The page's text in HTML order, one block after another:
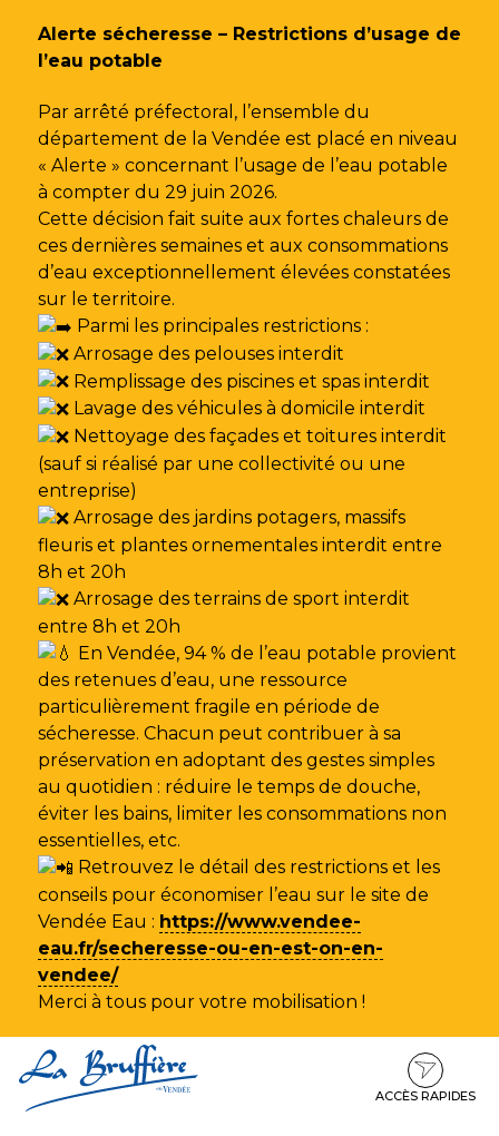
Alerte sécheresse – Restrictions d’usage de
l’eau potable
Par arrêté préfectoral, l’ensemble du
département de la Vendée est placé en niveau
« Alerte » concernant l’usage de l’eau potable
à compter du 29 juin 2026.
Cette décision fait suite aux fortes chaleurs de
ces dernières semaines et aux consommations
d’eau exceptionnellement élevées constatées
sur le territoire.
Parmi les principales restrictions :
Arrosage des pelouses interdit
Remplissage des piscines et spas interdit
Lavage des véhicules à domicile interdit
Nettoyage des façades et toitures interdit
(sauf si réalisé par une collectivité ou une
entreprise)
Arrosage des jardins potagers, massifs
fleuris et plantes ornementales interdit entre
8h et 20h
Arrosage des terrains de sport interdit
entre 8h et 20h
En Vendée, 94 % de l’eau potable provient
des retenues d’eau, une ressource
particulièrement fragile en période de
sécheresse. Chacun peut contribuer à sa
préservation en adoptant des gestes simples
au quotidien : réduire le temps de douche,
éviter les bains, limiter les consommations non
essentielles, etc.
Retrouvez le détail des restrictions et les
conseils pour économiser l’eau sur le site de
Vendée Eau : https://www.vendee-
eau.fr/secheresse-ou-en-est-on-en-
vendee/
Merci à tous pour votre mobilisation !
au
contenu
au
ACCÈS RAPIDES